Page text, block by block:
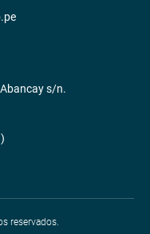
s/n.
reservados.